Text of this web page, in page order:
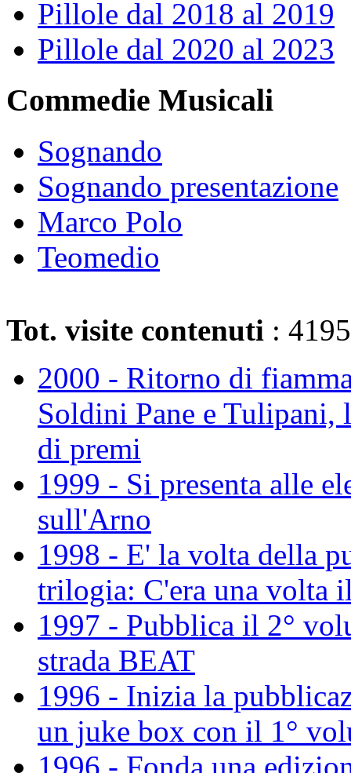
Pillole dal 2018 al 2019
Pillole dal 2020 al 2023
Commedie Musicali
Sognando
Sognando presentazione
Marco Polo
Teomedio
Tot. visite contenuti :
2000 - Ritorno di
Soldini Pane e Tulipani,
di premi
1999 - Si presenta alle
sull'Arno
1998 - E' la volta della
trilogia: C'era una volta
1997 - Pubblica il 2°
strada BEAT
1996 - Inizia la
un juke box con il 1°
1996 - Fonda una